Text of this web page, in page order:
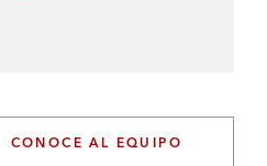
CONOCE AL EQUIPO